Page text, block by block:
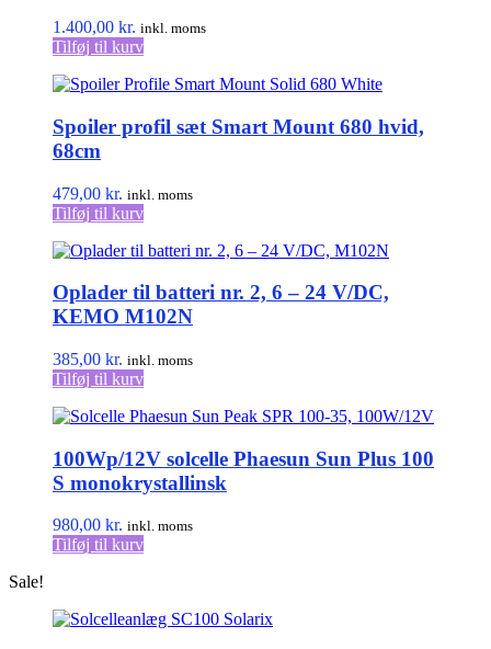
1.400,00 kr. inkl. moms
Tilføj til kurv
Spoiler profil sæt Smart Mount 680 hvid,
68cm
479,00 kr. inkl. moms
Tilføj til kurv
Oplader til batteri nr. 2, 6 – 24 V/DC,
KEMO M102N
385,00 kr. inkl. moms
Tilføj til kurv
100Wp/12V solcelle Phaesun Sun Plus 100
S monokrystallinsk
980,00 kr. inkl. moms
Tilføj til kurv
Sale!